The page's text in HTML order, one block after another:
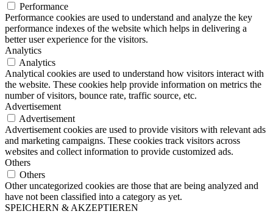
Performance
Performance cookies are used to understand and analyze the key
performance indexes of the website which helps in delivering a
better user experience for the visitors.
Analytics
Analytics
Analytical cookies are used to understand how visitors interact with
the website. These cookies help provide information on metrics the
number of visitors, bounce rate, traffic source, etc.
Advertisement
Advertisement
Advertisement cookies are used to provide visitors with relevant ads
and marketing campaigns. These cookies track visitors across
websites and collect information to provide customized ads.
Others
Others
Other uncategorized cookies are those that are being analyzed and
have not been classified into a category as yet.
SPEICHERN & AKZEPTIEREN